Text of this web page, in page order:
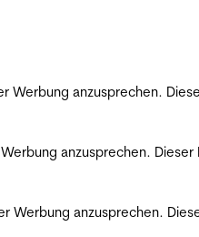
anzusprechen.
anzusprechen.
anzusprechen.